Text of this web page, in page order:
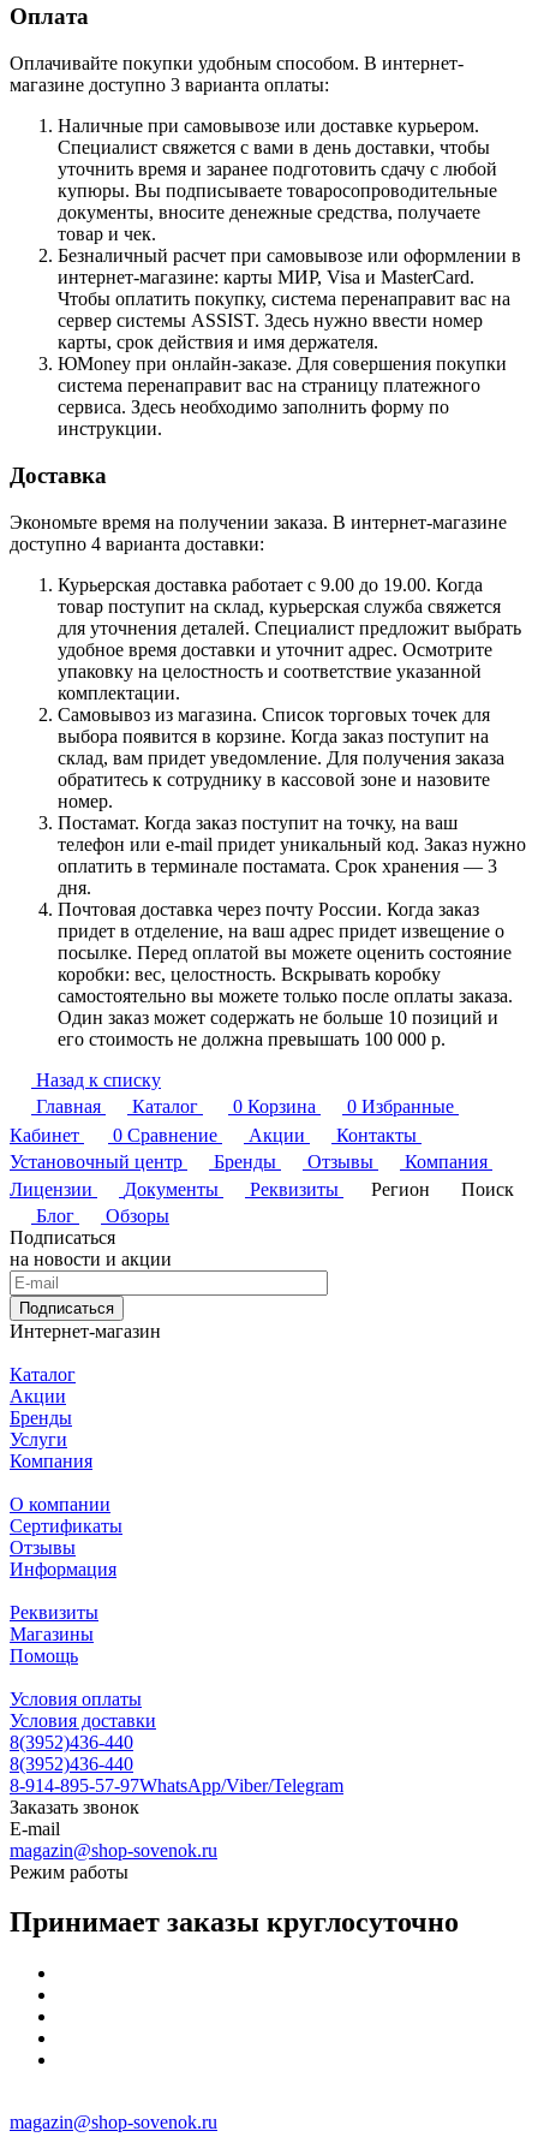
Оплата
Оплачивайте покупки удобным способом. В интернет-
магазине доступно 3 варианта оплаты:
Наличные при самовывозе или доставке курьером.
Специалист свяжется с вами в день доставки, чтобы
уточнить время и заранее подготовить сдачу с любой
купюры. Вы подписываете товаросопроводительные
документы, вносите денежные средства, получаете
товар и чек.
Безналичный расчет при самовывозе или оформлении в
интернет-магазине: карты МИР, Visa и MasterCard.
Чтобы оплатить покупку, система перенаправит вас на
сервер системы ASSIST. Здесь нужно ввести номер
карты, срок действия и имя держателя.
ЮMoney при онлайн-заказе. Для совершения покупки
система перенаправит вас на страницу платежного
сервиса. Здесь необходимо заполнить форму по
инструкции.
Доставка
Экономьте время на получении заказа. В интернет-магазине
доступно 4 варианта доставки:
Курьерская доставка работает с 9.00 до 19.00. Когда
товар поступит на склад, курьерская служба свяжется
для уточнения деталей. Специалист предложит выбрать
удобное время доставки и уточнит адрес. Осмотрите
упаковку на целостность и соответствие указанной
комплектации.
Самовывоз из магазина. Список торговых точек для
выбора появится в корзине. Когда заказ поступит на
склад, вам придет уведомление. Для получения заказа
обратитесь к сотруднику в кассовой зоне и назовите
номер.
Постамат. Когда заказ поступит на точку, на ваш
телефон или e-mail придет уникальный код. Заказ нужно
оплатить в терминале постамата. Срок хранения — 3
дня.
Почтовая доставка через почту России. Когда заказ
придет в отделение, на ваш адрес придет извещение о
посылке. Перед оплатой вы можете оценить состояние
коробки: вес, целостность. Вскрывать коробку
самостоятельно вы можете только после оплаты заказа.
Один заказ может содержать не больше 10 позиций и
его стоимость не должна превышать 100 000 р.
Назад к списку
Главная
Каталог 0 Корзина 0 Избранные
Кабинет
0 Сравнение Акции
Контакты
Установочный центр
Бренды Отзывы
Компания
Лицензии
Документы Реквизиты Регион
Поиск
Блог
Обзоры
Подписаться
на новости и акции
Подписаться
Интернет-магазин
Каталог
Акции
Бренды
Услуги
Компания
О компании
Сертификаты
Отзывы
Информация
Реквизиты
Магазины
Помощь
Условия оплаты
Условия доставки
8(3952)436-440
8(3952)436-440
8-914-895-57-97WhatsApp/Viber/Telegram
Заказать звонок
E-mail
magazin@shop-sovenok.ru
Режим работы
Принимает заказы круглосуточно
magazin@shop-sovenok.ru